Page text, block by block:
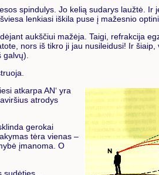
spindulys. Jo kelią sudarys laužtė. Ir
lenkiasi iškila puse į mažesnio
aukščiui mažėja. Taigi, refrakcija
nors iš tikro ji jau nusileidusi! Ir šiaip,
atkarpa AN‘ yra
atrodys
gerokai
tėra vienas –
įmanoma. O